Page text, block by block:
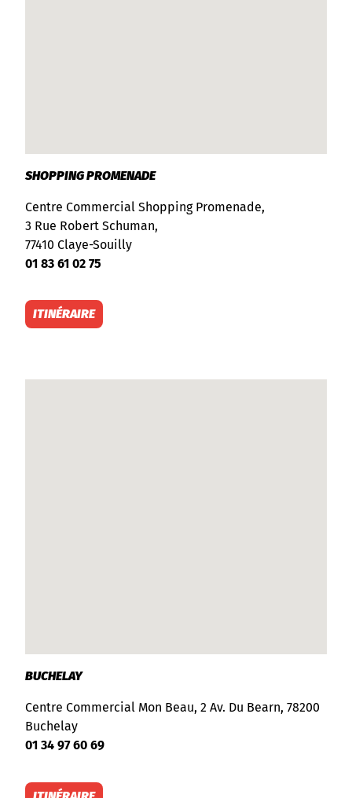
SHOPPING PROMENADE
Centre Commercial Shopping Promenade,
3 Rue Robert Schuman,
77410 Claye-Souilly
01 83 61 02 75
ITINÉRAIRE
BUCHELAY
Centre Commercial Mon Beau, 2 Av. Du Bearn, 78200
Buchelay
01 34 97 60 69